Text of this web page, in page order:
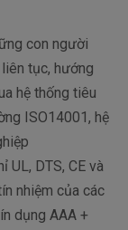
con người
tục, hướng
hệ thống tiêu
ISO14001, hệ
DTS, CE và
nhiệm của các
dụng AAA +